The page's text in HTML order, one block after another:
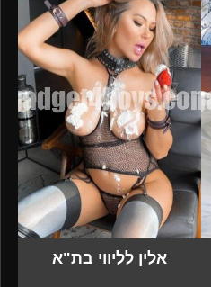
אלין לליווי בת"א